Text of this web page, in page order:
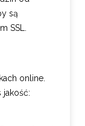
są
SSL.
online.
jakość: